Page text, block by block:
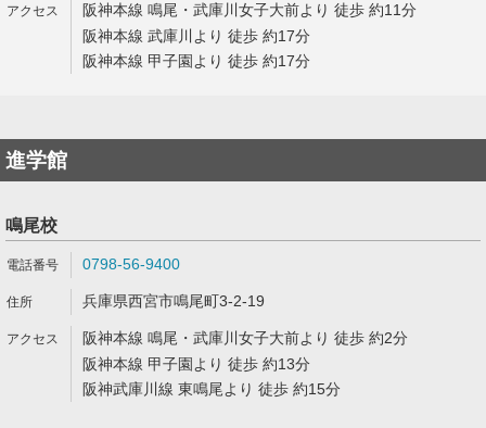
阪神本線 鳴尾・武庫川女子大前より 徒歩 約11分
阪神本線 武庫川より 徒歩 約17分
阪神本線 甲子園より 徒歩 約17分
進学館
鳴尾校
0798-56-9400
兵庫県西宮市鳴尾町3-2-19
阪神本線 鳴尾・武庫川女子大前より 徒歩 約2分
阪神本線 甲子園より 徒歩 約13分
阪神武庫川線 東鳴尾より 徒歩 約15分